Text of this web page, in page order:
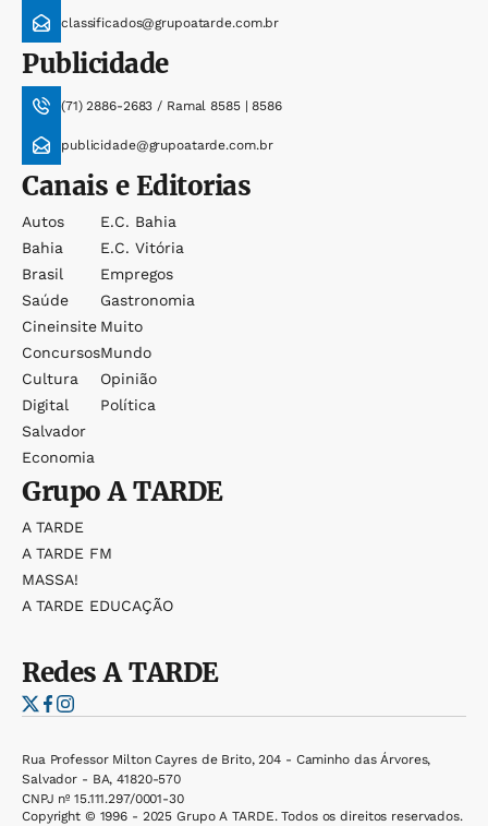
classificados@grupoatarde.com.br
Publicidade
(71) 2886-2683 / Ramal 8585 | 8586
publicidade@grupoatarde.com.br
Canais e Editorias
Autos
Bahia
Brasil
Saúde
Cineinsite
Concursos
Cultura
Digital
Salvador
Economia
E.c. Bahia
E.c. Vitória
Empregos
Gastronomia
Muito
Mundo
Opinião
Política
GrupoA TARDE
A TARDE
A TARDE FM
MASSA!
A TARDE EDUCAÇÃO
RedesA TARDE
Rua Professor Milton Cayres de Brito, 204 - Caminho das Árvores,
Salvador - BA, 41820-570
CNPJ nº 15.111.297/0001-30
Copyright © 1996 - 2025 Grupo A TARDE. Todos os direitos reservados.